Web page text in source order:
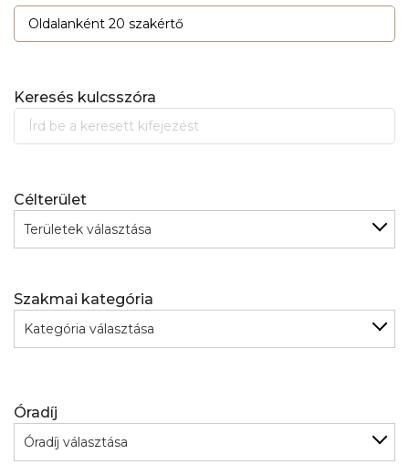
Keresés kulcsszóra
Célterület
Területek választása
Szakmai kategória
Kategória választása
Óradíj
Óradíj választása